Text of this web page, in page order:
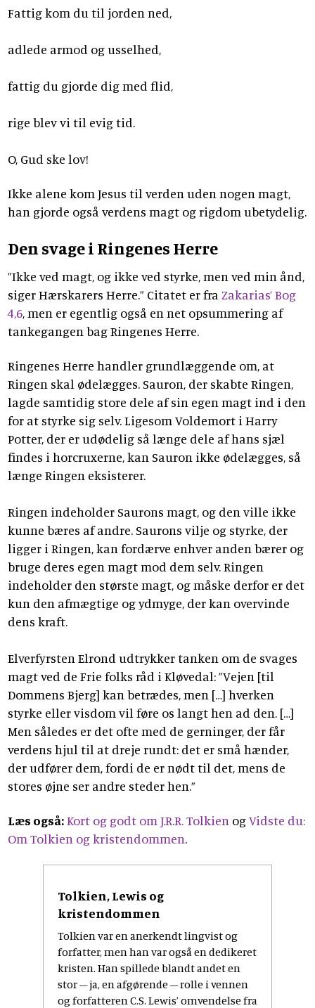
Fattig kom du til jorden ned,
adlede armod og usselhed,
fattig du gjorde dig med flid,
rige blev vi til evig tid.
O, Gud ske lov!
Ikke alene kom Jesus til verden uden nogen magt,
han gjorde også verdens magt og rigdom ubetydelig.
Den svage i Ringenes Herre
”Ikke ved magt, og ikke ved styrke, men ved min ånd,
siger Hærskarers Herre.” Citatet er fra Zakarias’ Bog
4,6, men er egentlig også en net opsummering af
tankegangen bag Ringenes Herre.
Ringenes Herre handler grundlæggende om, at
Ringen skal ødelægges. Sauron, der skabte Ringen,
lagde samtidig store dele af sin egen magt ind i den
for at styrke sig selv. Ligesom Voldemort i Harry
Potter, der er udødelig så længe dele af hans sjæl
findes i horcruxerne, kan Sauron ikke ødelægges, så
længe Ringen eksisterer.
Ringen indeholder Saurons magt, og den ville ikke
kunne bæres af andre. Saurons vilje og styrke, der
ligger i Ringen, kan fordærve enhver anden bærer og
bruge deres egen magt mod dem selv. Ringen
indeholder den største magt, og måske derfor er det
kun den afmægtige og ydmyge, der kan overvinde
dens kraft.
Elverfyrsten Elrond udtrykker tanken om de svages
magt ved de Frie folks råd i Kløvedal: ”Vejen [til
Dommens Bjerg] kan betrædes, men […] hverken
styrke eller visdom vil føre os langt hen ad den. […]
Men således er det ofte med de gerninger, der får
verdens hjul til at dreje rundt: det er små hænder,
der udfører dem, fordi de er nødt til det, mens de
stores øjne ser andre steder hen.”
Læs også:Kort og godt om J.R.R. Tolkien ogVidste du:
Om Tolkien og kristendommen.
Tolkien, Lewis og
kristendommen
Tolkien var en anerkendt lingvist og
forfatter, men han var også en dedikeret
kristen. Han spillede blandt andet en
stor – ja, en afgørende – rolle i vennen
og forfatteren C.S. Lewis’ omvendelse fra